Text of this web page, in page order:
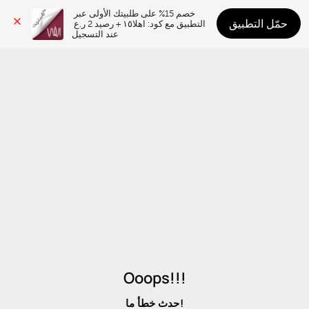
عند التسجيل
حمّل التطبيق
Ooops!!!
حدث خطأ ما!